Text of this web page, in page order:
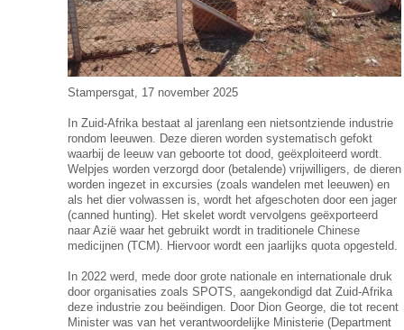
Stampersgat, 17 november 2025
In Zuid-Afrika bestaat al jarenlang een nietsontziende industrie
rondom leeuwen. Deze dieren worden systematisch gefokt
waarbij de leeuw van geboorte tot dood, geëxploiteerd wordt.
Welpjes worden verzorgd door (betalende) vrijwilligers, de dieren
worden ingezet in excursies (zoals wandelen met leeuwen) en
als het dier volwassen is, wordt het afgeschoten door een jager
(canned hunting). Het skelet wordt vervolgens geëxporteerd
naar Azië waar het gebruikt wordt in traditionele Chinese
medicijnen (TCM). Hiervoor wordt een jaarlijks quota opgesteld.
In 2022 werd, mede door grote nationale en internationale druk
door organisaties zoals SPOTS, aangekondigd dat Zuid-Afrika
deze industrie zou beëindigen. Door Dion George, die tot recent
Minister was van het verantwoordelijke Ministerie (Department